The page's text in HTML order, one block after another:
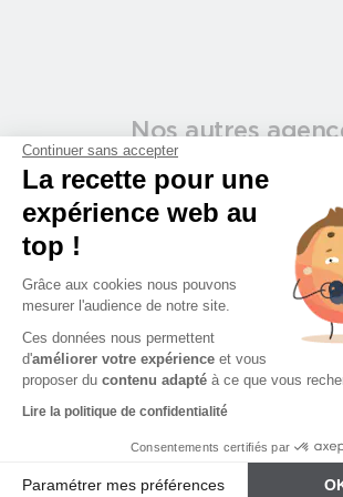
Continuer sans accepter
La recette pour une
expérience web au
top !
Grâce aux cookies nous pouvons
mesurer l'audience de notre site.
Ces données nous permettent
d'améliorer votre expérience et vous
proposer du contenu adapté à ce que vous
Lire la politique de confidentialité
Consentements certifiés par
Paramétrer mes préférences
Nos autres
proches de chez
Angers